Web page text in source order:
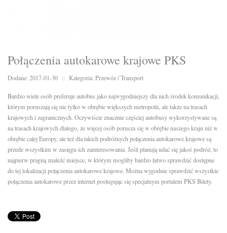
Połączenia autokarowe krajowe PKS
Dodane: 2017-01-30 :: Kategoria: Przewóz / Transport
Bardzo wiele osób preferuje autobus jako najwygodniejszy dla nich środek komunikacji,
którym poruszają się nie tylko w obrębie większych metropolii, ale także na trasach
krajowych i zagranicznych. Oczywiście znacznie częściej autobusy wykorzystywane są
na trasach krajowych dlatego, że więcej osób porusza się w obrębie naszego kraju niż w
obrębie całej Europy, ale też dla takich podróżnych połączenia autokarowe krajowe są
przede wszystkim w zasięgu ich zainteresowania. Jeśli planują udać się jakoś podróż, to
najpierw pragną znaleźć miejsce, w którym mogliby bardzo łatwo sprawdzić dostępne
do tej lokalizacji połączenia autokarowe krajowe. Można wygodnie sprawdzić wszystkie
połączenia autokarowe przez internet posługując się specjalnym portalem PKS Bilety.